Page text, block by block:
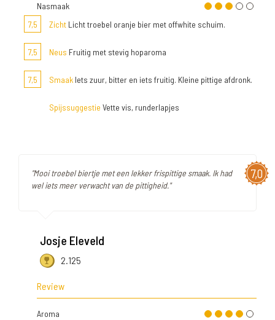
Nasmaak
7,5
Zicht Licht troebel oranje bier met offwhite schuim.
7,5 Neus Fruitig met stevig hoparoma
7,5 Smaak Iets zuur, bitter en iets fruitig. Kleine pittige afdronk.
Spijssuggestie Vette vis, runderlapjes
7,0
"Mooi troebel biertje met een lekker frispittige smaak. Ik had
wel iets meer verwacht van de pittigheid."
Josje Eleveld
2.125
Review
Aroma